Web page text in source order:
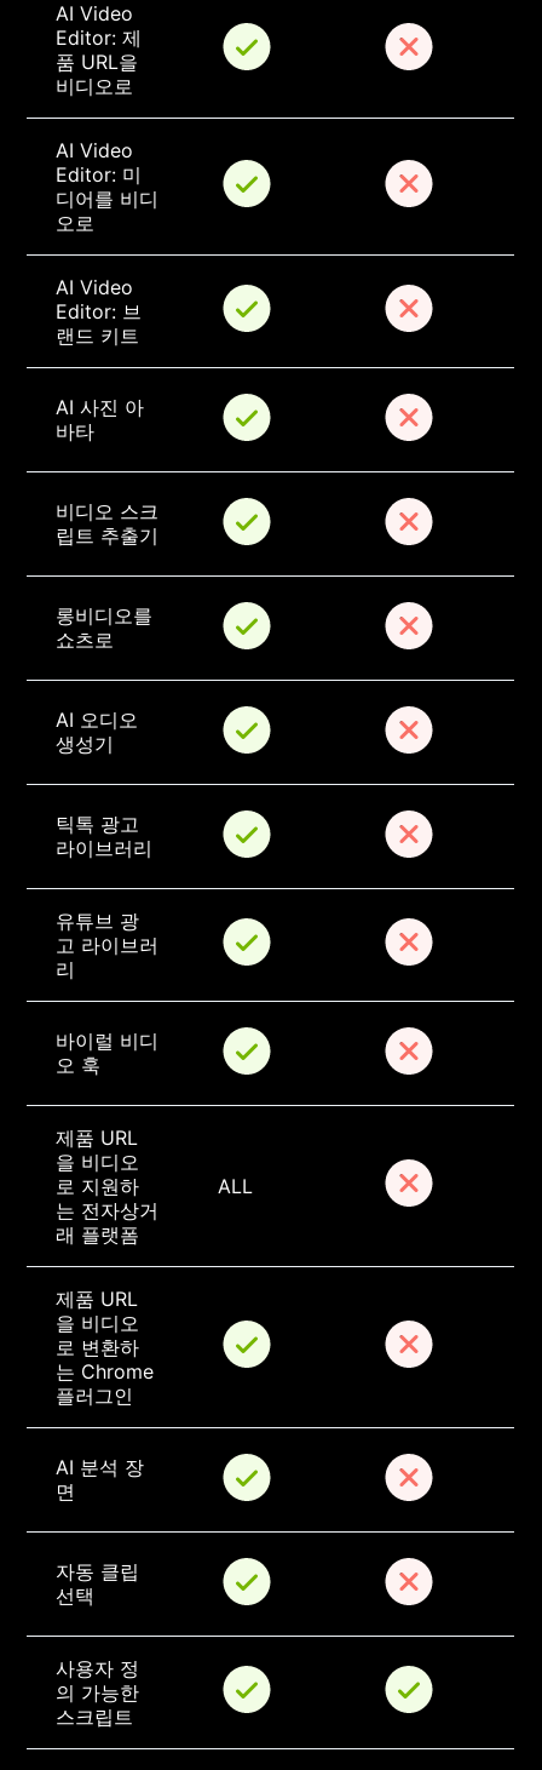
AI Video
Editor: 제
품 URL을
비디오로
AI Video
Editor: 미
디어를 비디
오로
AI Video
Editor: 브
랜드 키트
AI 사진 아
바타
비디오 스크
립트 추출기
롱비디오를
쇼츠로
AI 오디오
생성기
틱톡 광고
라이브러리
유튜브 광
고 라이브러
리
바이럴 비디
오 훅
제품 URL
을 비디오
로 지원하
는 전자상거
래 플랫폼
ALL
제품 URL
을 비디오
로 변환하
는 Chrome
플러그인
AI 분석 장
면
자동 클립
선택
사용자 정
의 가능한
스크립트